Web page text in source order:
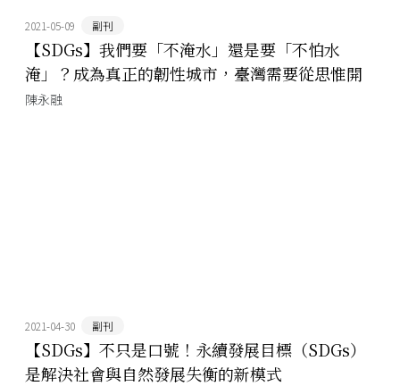
2021-05-09 副刊
【SDGs】我們要「不淹水」還是要「不怕水
淹」？成為真正的韌性城市，臺灣需要從思惟開
始改變
陳永融
2021-04-30 副刊
【SDGs】不只是口號！永續發展目標（SDGs）
是解決社會與自然發展失衡的新模式